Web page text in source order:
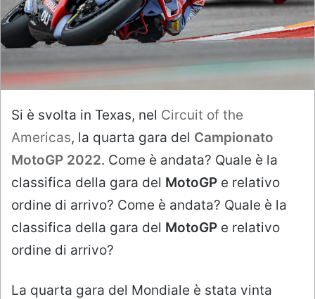
Si è svolta in Texas, nel Circuit of the
Americas, la quarta gara del Campionato
MotoGP 2022. Come è andata? Quale è la
classifica della gara del MotoGP e relativo
ordine di arrivo? Come è andata? Quale è la
classifica della gara del MotoGP e relativo
ordine di arrivo?
La quarta gara del Mondiale è stata vinta